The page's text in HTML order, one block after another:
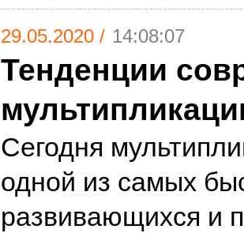
29.05.2020 / 14:08:07
Тенденции
Сегодня
одной из самых
развивающихся и